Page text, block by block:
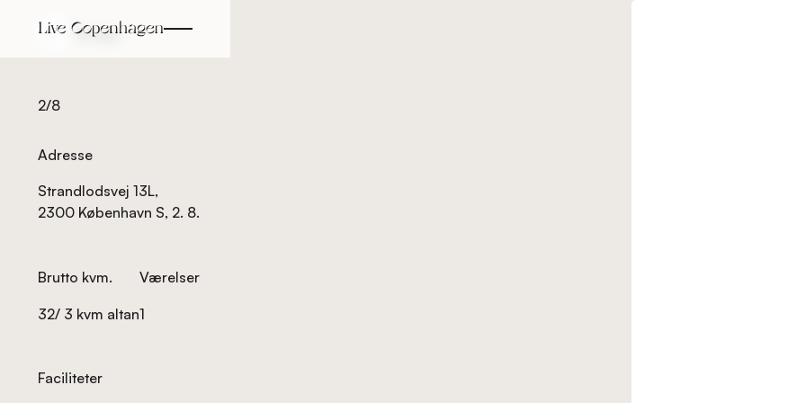
Tilbage
2/8
Adresse
Strandlodsvej 13L,
2300 København S, 2. 8.
Brutto kvm.
32/ 3 kvm altan
Værelser
1
Faciliteter